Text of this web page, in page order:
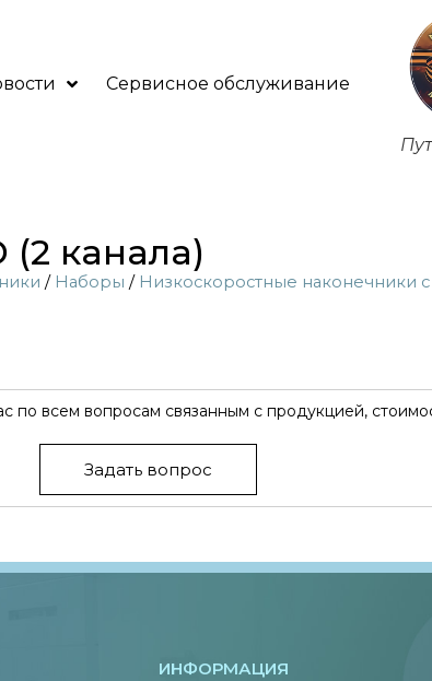
Сервисное обслуживание
(2 канала)
/ Наборы / Низкоскоростные наконечники
всем вопросам связанным с продукцией,
Задать вопрос
ИНФОРМАЦИЯ